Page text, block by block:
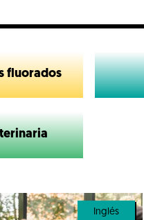
fluorados
Inglés